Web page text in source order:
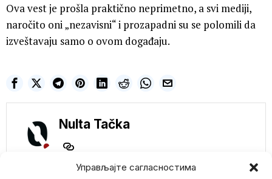
Управљајте сагласностима
Ova vest je prošla praktično neprimetno, a svi mediji,
naročito oni „nezavisni“ i prozapadni su se polomili da
izveštavaju samo o ovom događaju.
Nulta Tačka